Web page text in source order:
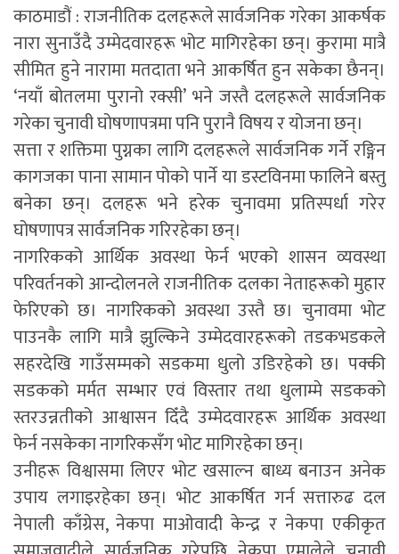
काठमाडौं : राजनीतिक दलहरूले सार्वजनिक गरेका आकर्षक
नारा सुनाउँदै उम्मेदवारहरू भोट मागिरहेका छन्। कुरामा मात्रै
सीमित हुने नारामा मतदाता भने आकर्षित हुन सकेका छैनन्।
‘नयाँ बोतलमा पुरानो रक्सी’ भने जस्तै दलहरूले सार्वजनिक
गरेका चुनावी घोषणापत्रमा पनि पुरानै विषय र योजना छन्।
सत्ता र शक्तिमा पुग्नका लागि दलहरूले सार्वजनिक गर्ने रङ्गिन
कागजका पाना सामान पोको पार्ने या डस्टविनमा फालिने बस्तु
बनेका छन्। दलहरू भने हरेक चुनावमा प्रतिस्पर्धा गरेर
घोषणापत्र सार्वजनिक गरिरहेका छन्।
नागरिकको आर्थिक अवस्था फेर्न भएको शासन व्यवस्था
परिवर्तनको आन्दोलनले राजनीतिक दलका नेताहरूको मुहार
फेरिएको छ। नागरिकको अवस्था उस्तै छ। चुनावमा भोट
पाउनकै लागि मात्रै झुल्किने उम्मेदवारहरूको तडकभडकले
सहरदेखि गाउँसम्मको सडकमा धुलो उडिरहेको छ। पक्की
सडकको मर्मत सम्भार एवं विस्तार तथा धुलाम्मे सडकको
स्तरउन्नतीको आश्वासन दिँदै उम्मेदवारहरू आर्थिक अवस्था
फेर्न नसकेका नागरिकसँग भोट मागिरहेका छन्।
उनीहरू विश्वासमा लिएर भोट खसाल्न बाध्य बनाउन अनेक
उपाय लगाइरहेका छन्। भोट आकर्षित गर्न सत्तारुढ दल
नेपाली काँग्रेस, नेकपा माओवादी केन्द्र र नेकपा एकीकृत